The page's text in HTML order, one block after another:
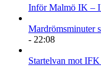
Inför Malmö IK –
Mardrömsminuter
- 22:08
Startelvan mot